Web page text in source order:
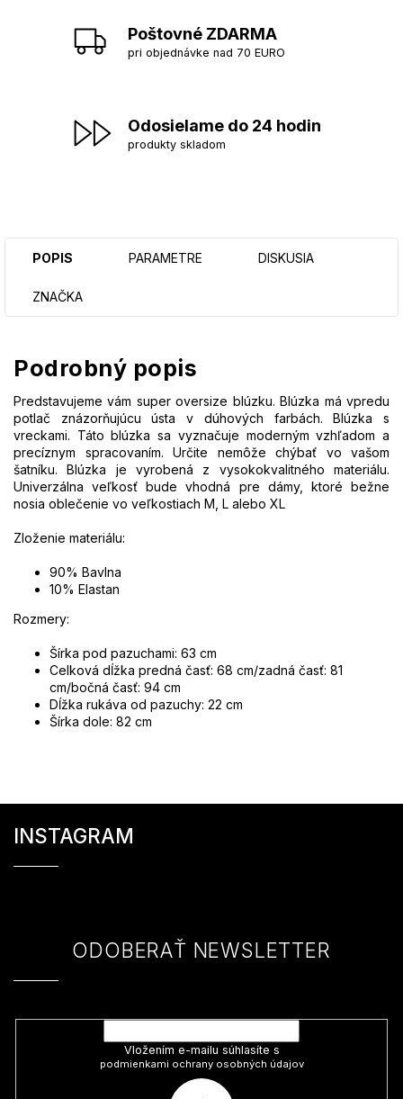
Poštovné ZDARMA
pri objednávke nad 70 EURO
Odosielame do 24 hodin
produkty skladom
POPIS PARAMETRE DISKUSIA
ZNAČKA
Podrobný popis
Predstavujeme vám super oversize blúzku. Blúzka má vpredu
potlač znázorňujúcu ústa v dúhových farbách. Blúzka s
vreckami. Táto blúzka sa vyznačuje moderným vzhľadom a
precíznym spracovaním. Určite nemôže chýbať vo vašom
šatníku. Blúzka je vyrobená z vysokokvalitného materiálu.
Univerzálna veľkosť bude vhodná pre dámy, ktoré bežne
nosia oblečenie vo veľkostiach M, L alebo XL
Zloženie materiálu:
90% Bavlna
10% Elastan
Rozmery:
Šírka pod pazuchami: 63 cm
Celková dĺžka predná časť: 68 cm/zadná časť: 81
cm/bočná časť: 94 cm
Dĺžka rukáva od pazuchy: 22 cm
Šírka dole: 82 cm
INSTAGRAM
ODOBERAŤ NEWSLETTER
Vložením e-mailu súhlasíte s
podmienkami ochrany osobných údajov